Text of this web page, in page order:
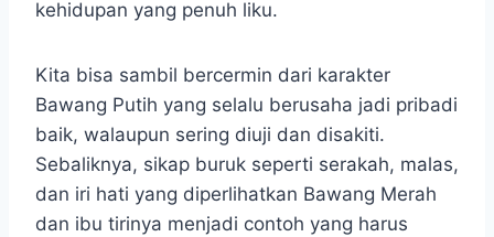
kehidupan yang penuh liku.
Kita bisa sambil bercermin dari karakter
Bawang Putih yang selalu berusaha jadi pribadi
baik, walaupun sering diuji dan disakiti.
Sebaliknya, sikap buruk seperti serakah, malas,
dan iri hati yang diperlihatkan Bawang Merah
dan ibu tirinya menjadi contoh yang harus